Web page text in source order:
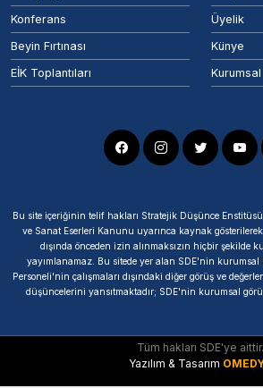
Konferans
Beyin Fırtınası
EİK Toplantıları
Üyelik
Künye
Kurumsal
Bu site içeriğinin telif hakları Stratejik Düşünce
ve Sanat Eserleri Kanunu uyarınca kaynak gösterilerek
dışında önceden izin alınmaksızın hiçbir şekilde
yayımlanamaz. Bu sitede yer alan SDE'nin kurumsal
Personeli'nin çalışmaları dışındaki diğer görüş ve
düşüncelerini yansıtmaktadır; SDE'nin kurumsal
Tüm hakları SDE'ye aittir.
Yazılım & Tasarım